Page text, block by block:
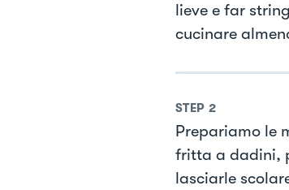
lieve e far
cucinare
STEP 2
Prepariamo le
fritta a dadini,
lasciarle